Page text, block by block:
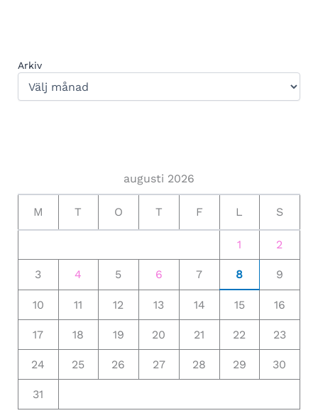
Arkiv
augusti 2026
M T O T F L S
1 2
3 4 5 6 7 8 9
10 11 12 13 14 15 16
17 18 19 20 21 22 23
24 25 26 27 28 29 30
31